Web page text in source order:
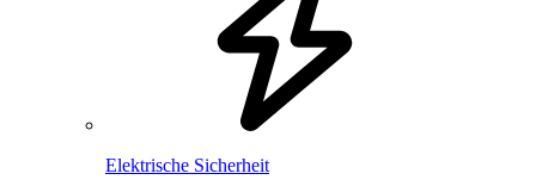
Elektrische Sicherheit